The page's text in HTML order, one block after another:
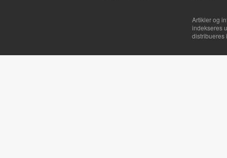
Artikler og
indekseres
distribueres